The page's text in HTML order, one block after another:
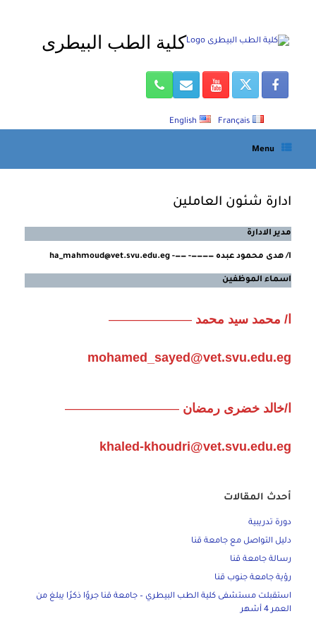
كلية الطب البيطرى
English Français
Menu
ادارة شئون العاملين
مدير الادارة
ا/ هدى محمود عبده ————- ——-
ha_mahmoud@vet.svu.edu.eg
اسماء الموظفين
ا/ محمد سيد محمد ——————–
mohamed_sayed@vet.svu.edu.eg
ا/خالد خضرى رمضان —————————
khaled-khoudri@vet.svu.edu.eg
أحدث المقالات
دورة تدريبية
دليل التواصل مع جامعة قنا
رسالة جامعة قنا
رؤية جامعة جنوب قنا
استقبلت مستشفى كلية الطب البيطري – جامعة قنا جروًا ذكرًا يبلغ من
العمر 4 أشهر